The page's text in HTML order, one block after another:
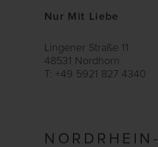
Nur Mit Liebe
Lingener Straße 11
48531 Nordhorn
T: +49 5921 827 4340
NORDRHEIN-